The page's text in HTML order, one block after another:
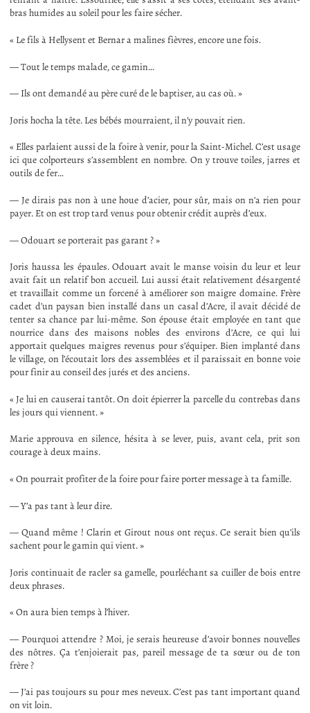
bras humides au soleil pour les faire sécher.
« Le fils à Hellysent et Bernar a malines fièvres, encore une fois.
— Tout le temps malade, ce gamin…
— Ils ont demandé au père curé de le baptiser, au cas où. »
Joris hocha la tête. Les bébés mourraient, il n’y pouvait rien.
« Elles parlaient aussi de la foire à venir, pour la Saint-Michel. C’est usage
ici que colporteurs s’assemblent en nombre. On y trouve toiles, jarres et
outils de fer…
— Je dirais pas non à une houe d’acier, pour sûr, mais on n’a rien pour
payer. Et on est trop tard venus pour obtenir crédit auprès d’eux.
— Odouart se porterait pas garant ? »
Joris haussa les épaules. Odouart avait le manse voisin du leur et leur
avait fait un relatif bon accueil. Lui aussi était relativement désargenté
et travaillait comme un forcené à améliorer son maigre domaine. Frère
cadet d’un paysan bien installé dans un casal d’Acre, il avait décidé de
tenter sa chance par lui-même. Son épouse était employée en tant que
nourrice dans des maisons nobles des environs d’Acre, ce qui lui
apportait quelques maigres revenus pour s’équiper. Bien implanté dans
le village, on l’écoutait lors des assemblées et il paraissait en bonne voie
pour finir au conseil des jurés et des anciens.
« Je lui en causerai tantôt. On doit épierrer la parcelle du contrebas dans
les jours qui viennent. »
Marie approuva en silence, hésita à se lever, puis, avant cela, prit son
courage à deux mains.
« On pourrait profiter de la foire pour faire porter message à ta famille.
— Y’a pas tant à leur dire.
— Quand même ! Clarin et Girout nous ont reçus. Ce serait bien qu’ils
sachent pour le gamin qui vient. »
Joris continuait de racler sa gamelle, pourléchant sa cuiller de bois entre
deux phrases.
« On aura bien temps à l’hiver.
— Pourquoi attendre ? Moi, je serais heureuse d’avoir bonnes nouvelles
des nôtres. Ça t’enjoierait pas, pareil message de ta sœur ou de ton
frère ?
— J’ai pas toujours su pour mes neveux. C’est pas tant important quand
on vit loin.